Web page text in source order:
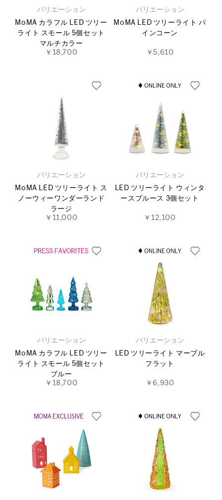
バリエーション
MoMA カラフル LED ツリー
ライト スモール 5個セット
マルチカラー
￥18,700
バリエーション
MoMA LED ツリーライト パ
インコーン
￥5,610
バリエーション
MoMA LED ツリーライト ス
ノーウィーワンダーランド
ラージ
￥11,000
バリエーション
LED ツリーライト ウィンタ
ースプルース 3個セット
￥12,100
バリエーション
MoMA カラフル LED ツリー
ライト スモール 5個セット
ブルー
￥18,700
バリエーション
LED ツリーライト マーブル
フラット
￥6,930